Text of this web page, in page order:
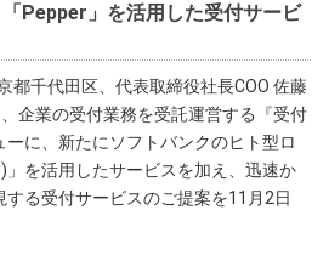
Pepper」を活用した受付サービ
都千代田区、代表取締役社長COO 佐藤
企業の受付業務を受託運営する『受付
に、新たにソフトバンクのヒト型ロ
を活用したサービスを加え、迅速か
る受付サービスのご提案を11月2日